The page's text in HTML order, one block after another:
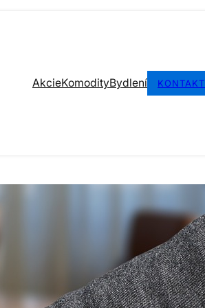
AkcieKomodityBydlení KONTAKT
KATEGORIE
(267)
Aktuálně(166)
Bydlení(155)